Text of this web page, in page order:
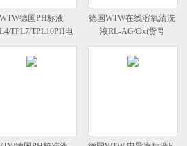
WTW德国PH标液
TPL7/TPL10PH电
极校准
德国WTW在线溶氧清洗
液RL-AG/Oxi货号
205200